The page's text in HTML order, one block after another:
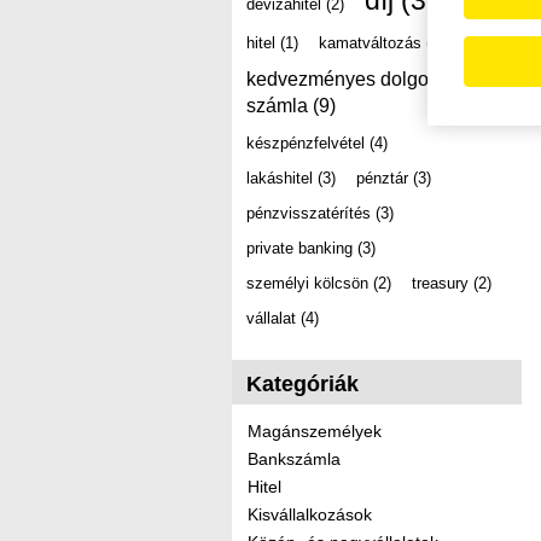
devizahitel (2)
hitel (1) kamatváltozás (2)
kedvezményes dolgozói
számla (9)
készpénzfelvétel (4)
lakáshitel (3) pénztár (3)
pénzvisszatérítés (3)
private banking (3)
személyi kölcsön (2) treasury (2)
vállalat (4)
Kategóriák
Magánszemélyek
Bankszámla
Hitel
Kisvállalkozások